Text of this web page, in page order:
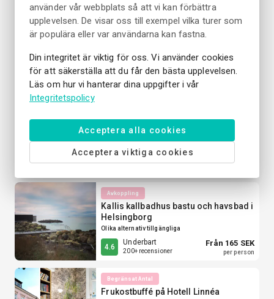
Entrébiljett
Entrébiljett till Fredriksdals museer
4.5
Underbart
3250+ recensioner
Från 120 SEK
Pålsjöbaden kallbadhus i
Helsingborg
2 timmar
4.5 Underbart
Avkoppling
Kallis kallbadhus bastu och havsbad i
Helsingborg
Olika alternativ tillgängliga
4.6
Underbart
200+ recensioner
Från 165 SEK
per person
Begränsat Antal
Frukostbuffé på Hotell Linnéa
använder vår webbplats så att vi kan förbättra
upplevelsen. De visar oss till exempel vilka turer som
är populära eller var användarna kan fastna.
Din integritet är viktig för oss. Vi använder cookies
för att säkerställa att du får den bästa upplevelsen.
Läs om hur vi hanterar dina uppgifter i vår
Integritetspolicy
Acceptera alla cookies
Acceptera viktiga cookies